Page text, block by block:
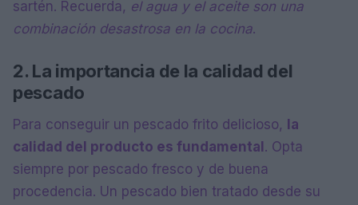
sartén. Recuerda, el agua y el aceite son una
combinación desastrosa en la cocina.
2. La importancia de la calidad del
pescado
Para conseguir un pescado frito delicioso,
la
calidad del producto es fundamental . Opta
siempre por pescado fresco y de buena
procedencia. Un pescado bien tratado desde su